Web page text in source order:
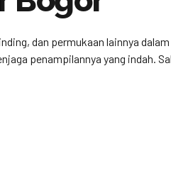
dan permukaan lainnya
penampilannya yang indah.